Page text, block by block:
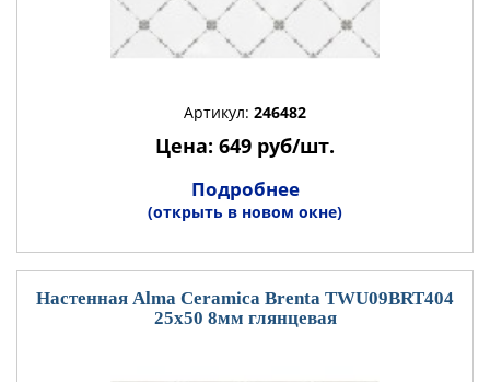
Артикул: 246482
Цена: 649 руб/шт.
Подробнее
(открыть в новом окне)
Настенная Alma Ceramica Brenta TWU09BRT404
25x50 8мм глянцевая